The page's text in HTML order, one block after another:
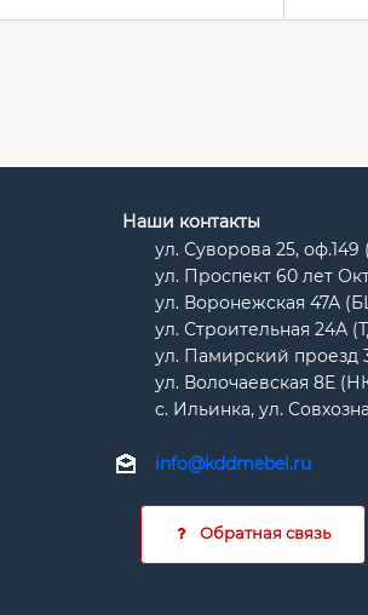
Наши контакты
ул. Суворова 25,
ул. Проспект 60 лет
ул. Воронежская 47А
ул. Строительная 24А
ул. Памирский проезд
ул. Волочаевская 8Е
с. Ильинка, ул.
info@kddmebel.ru
Обратная связь